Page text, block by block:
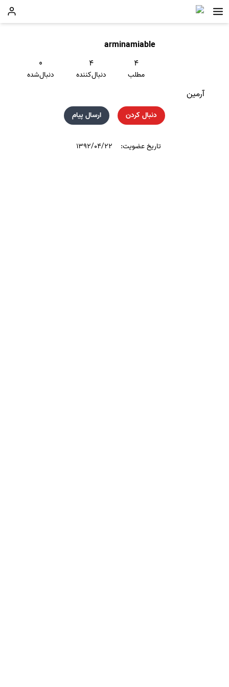
arminamiable
۴
مطلب
۴
دنبال‌کننده
۰
دنبال‌شده
آرمین
دنبال کردن ارسال پیام
تاریخ عضویت: ۱۳۹۲/۰۴/۲۲